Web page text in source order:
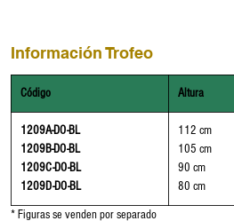
Información Trofeo
Código Altura
1209A-DO-BL
1209B-DO-BL
1209C-DO-BL
1209D-DO-BL
112 cm
105 cm
90 cm
80 cm
* Figuras se venden por separado